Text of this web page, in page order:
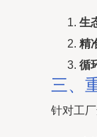
生
精
循
三、
针对工